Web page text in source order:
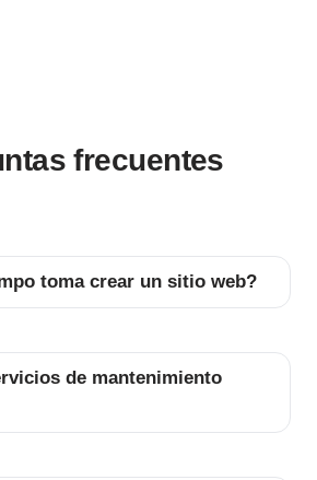
frecuentes
toma crear un sitio web?
de mantenimiento